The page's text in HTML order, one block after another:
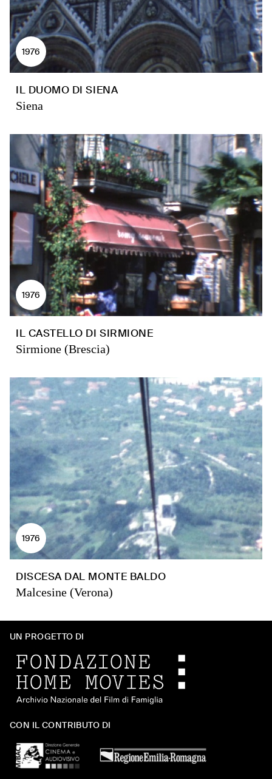
1976
IL DUOMO DI SIENA
Siena
1976
IL CASTELLO DI SIRMIONE
Sirmione (Brescia)
1976
DISCESA DAL MONTE BALDO
Malcesine (Verona)
UN PROGETTO DI
CON IL CONTRIBUTO DI